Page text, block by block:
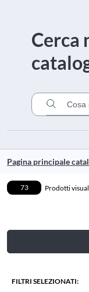
Cerca
Cerca nel
Pagina principale
73 Prodotti
FILTRI SELEZIONATI: